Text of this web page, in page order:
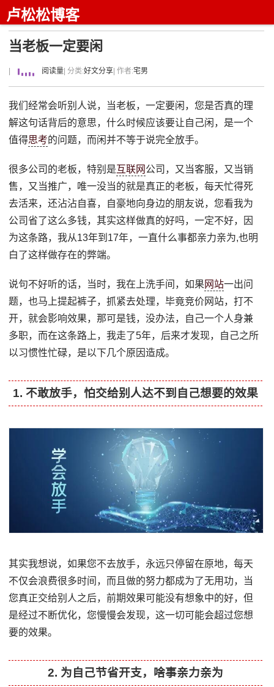
卢松松博客
当老板一定要闲
阅读量 | 分类:好文分享 | 作者:宅男
我们经常会听别人说，当老板，一定要闲，您是否真的理
解这句话背后的意思，什么时候应该要让自己闲，是一个
值得思考的问题，而闲并不等于说完全放手。
很多公司的老板，特别是互联网 公司，又当客服，又当销
售，又当推广，唯一没当的就是真正的老板，每天忙得死
去活来，还沾沾自喜，自豪地向身边的朋友说，您看我为
公司省了这么多钱，其实这样做真的好吗，一定不好，因
为这条路，我从13年到17年，一直什么事都亲力亲为,也明
白了这样做存在的弊端。
说句不好听的话，当时，我在上洗手间，如果 网站一出问
题，也马上提起裤子，抓紧去处理，毕竟竞价网站，打不
开，就会影响效果，那可是钱，没办法，自己一个人身兼
多职，而在这条路上，我走了5年，后来才发现，自己之所
以习惯性忙碌，是以下几个原因造成。
1. 不敢放手，怕交给别人达不到自己想要的效果
其实我想说，如果您不去放手，永远只停留在原地，每天
不仅会浪费很多时间，而且做的努力都成为了无用功，当
您真正交给别人之后，前期效果可能没有想象中的好，但
是经过不断优化，您慢慢会发现，这一切可能会超过您想
要的效果。
2. 为自己节省开支，啥事亲力亲为